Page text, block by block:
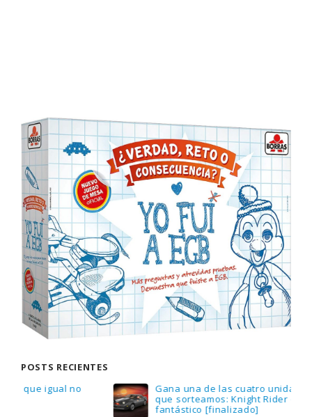
POSTS RECIENTES
Gana una de las cuatro unidades de PLAYMOBIL
que sorteamos: Knight Rider – El coche
fantástico [finalizado]